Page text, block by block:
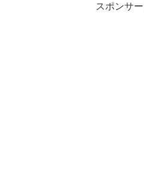
スポンサ